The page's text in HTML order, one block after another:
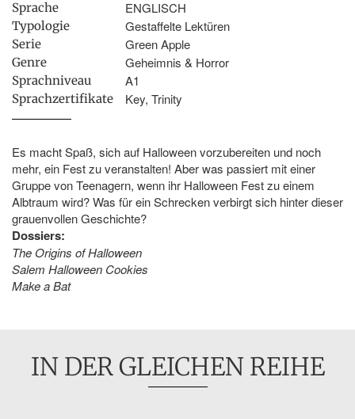
Sprache ENGLISCH
Typologie Gestaffelte Lektüren
Serie Green Apple
Genre Geheimnis & Horror
Sprachniveau A1
Sprachzertifikate Key, Trinity
Es macht Spaß, sich auf Halloween vorzubereiten und noch
mehr, ein Fest zu veranstalten! Aber was passiert mit einer
Gruppe von Teenagern, wenn ihr Halloween Fest zu einem
Albtraum wird? Was für ein Schrecken verbirgt sich hinter dieser
grauenvollen Geschichte?
Dossiers:
The Origins of Halloween
Salem Halloween Cookies
Make a Bat
IN DER GLEICHEN REIHE